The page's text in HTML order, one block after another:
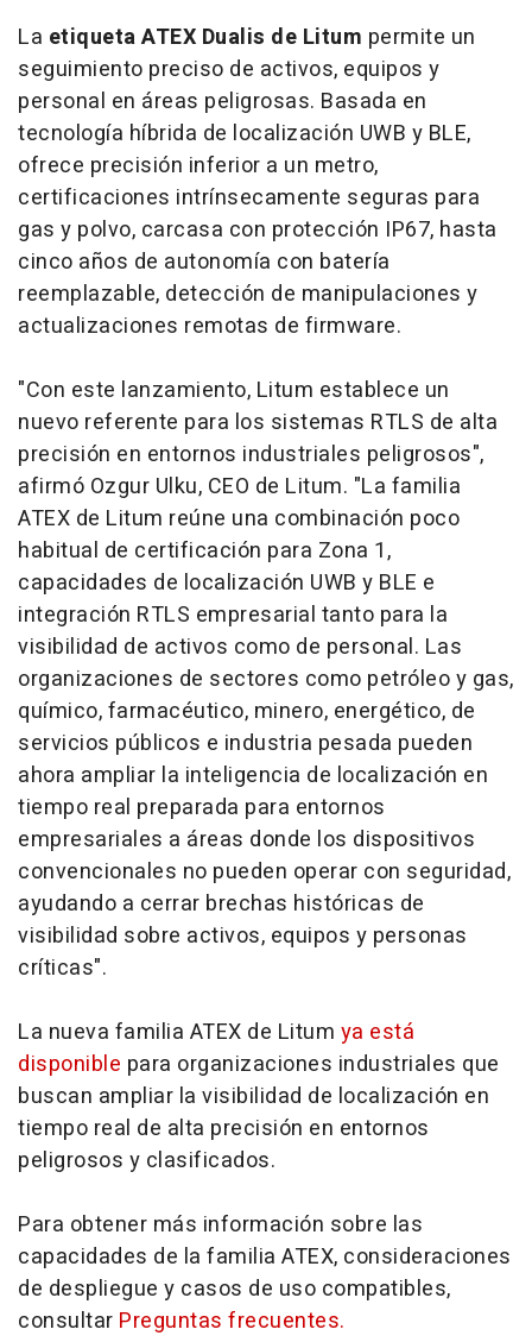
La etiqueta ATEX Dualis de Litum permite un
seguimiento preciso de activos, equipos y
personal en áreas peligrosas. Basada en
tecnología híbrida de localización UWB y BLE,
ofrece precisión inferior a un metro,
certificaciones intrínsecamente seguras para
gas y polvo, carcasa con protección IP67, hasta
cinco años de autonomía con batería
reemplazable, detección de manipulaciones y
actualizaciones remotas de firmware.
"Con este lanzamiento, Litum establece un
nuevo referente para los sistemas RTLS de alta
precisión en entornos industriales peligrosos",
afirmó Ozgur Ulku, CEO de Litum. "La familia
ATEX de Litum reúne una combinación poco
habitual de certificación para Zona 1,
capacidades de localización UWB y BLE e
integración RTLS empresarial tanto para la
visibilidad de activos como de personal. Las
organizaciones de sectores como petróleo y gas,
químico, farmacéutico, minero, energético, de
servicios públicos e industria pesada pueden
ahora ampliar la inteligencia de localización en
tiempo real preparada para entornos
empresariales a áreas donde los dispositivos
convencionales no pueden operar con seguridad,
ayudando a cerrar brechas históricas de
visibilidad sobre activos, equipos y personas
críticas".
La nueva familia ATEX de Litum ya está
disponible para organizaciones industriales que
buscan ampliar la visibilidad de localización en
tiempo real de alta precisión en entornos
peligrosos y clasificados.
Para obtener más información sobre las
capacidades de la familia ATEX, consideraciones
de despliegue y casos de uso compatibles,
consultar Preguntas frecuentes.